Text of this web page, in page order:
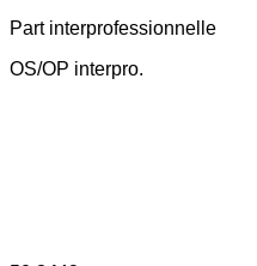
Part interprofessionnelle
OS/OP interpro.